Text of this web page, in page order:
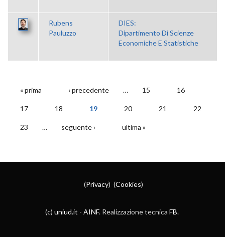
Rubens
Pauluzzo
DIES:
Dipartimento Di Scienze
Economiche E Statistiche
PAGINE
« prima ‹ precedente … 15 16
17 18 19 20 21 22
23 … seguente › ultima »
(Privacy) (Cookies)
(c) uniud.it - AINF. Realizzazione tecnica FB.